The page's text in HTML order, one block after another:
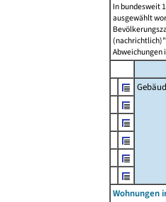
In bundesweit
ausgewählt
Abweichungen
Wohnungen